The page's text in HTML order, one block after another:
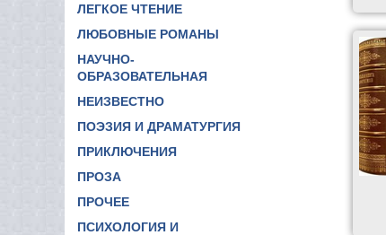
ЛЕГКОЕ ЧТЕНИЕ
ЛЮБОВНЫЕ РОМАНЫ
НАУЧНО-
ОБРАЗОВАТЕЛЬНАЯ
НЕИЗВЕСТНО
ПОЭЗИЯ И ДРАМАТУРГИЯ
ПРИКЛЮЧЕНИЯ
ПРОЗА
ПРОЧЕЕ
ПСИХОЛОГИЯ И